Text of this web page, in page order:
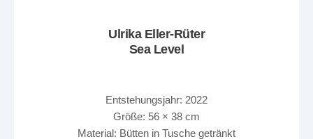
Ulrika Eller-Rüter
Sea Level
Entstehungsjahr: 2022
Größe: 56 × 38 cm
Material: Bütten in Tusche getränkt